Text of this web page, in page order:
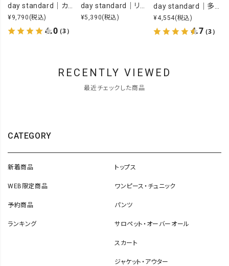
day standard｜カラーイージーパンツ [[day-019-26SS]][D]
¥9,790 (税込)
4.0（3）
day standard｜リメイク風ジップカーデ [[J262003-28]][D]
¥5,390(税込) ¥4,554(税込)
4.7（3）
RECENTLY VIEWED
最近チェックした商品
CATEGORY
新着商品
WEB限定商品
予約商品
ランキング
トップス
ワンピース・チュニック
パンツ
サロペット・オーバーオール
スカート
ジャケット・アウター